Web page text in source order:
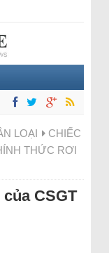
LOẠI
CHIẾC
THỨC RƠI
CSGT